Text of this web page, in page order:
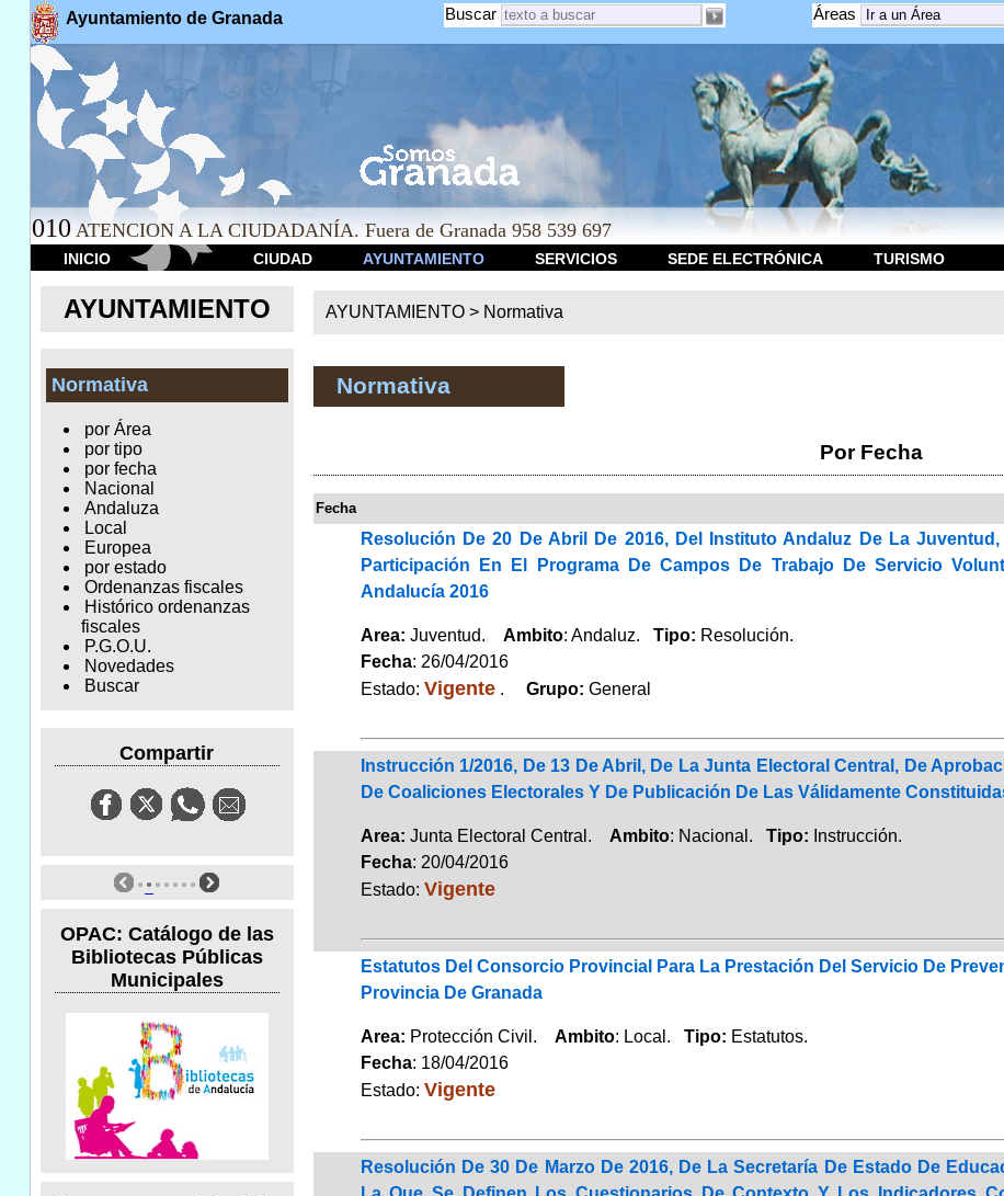
Ayuntamiento de Granada Áreas
Buscar
010 ATENCION A LA CIUDADANÍA. Fuera de Granada 958 539 697
INICIO CIUDAD AYUNTAMIENTO SERVICIOS SEDE ELECTRÓNICA TURISMO
AYUNTAMIENTO
Normativa
por Área
por tipo
por fecha
Nacional
Andaluza
Local
Europea
por estado
Ordenanzas fiscales
Histórico ordenanzas
fiscales
P.G.O.U.
Novedades
Buscar
Compartir
OPAC: Catálogo de las
Bibliotecas Públicas
Municipales
AYUNTAMIENTO > Normativa
Normativa
Por Fecha
Fecha
Resolución De 20 De Abril De 2016, Del Instituto Andaluz De La
Participación En El Programa De Campos De Trabajo De Servicio
Andalucía 2016
Area: Juventud. Ambito: Andaluz. Tipo: Resolución.
Fecha: 26/04/2016
Estado: Vigente. Grupo: General
Instrucción 1/2016, De 13 De Abril, De La Junta Electoral Central, De
De Coaliciones Electorales Y De Publicación De Las Válidamente
Area: Junta Electoral Central. Ambito: Nacional. Tipo: Instrucción.
Fecha: 20/04/2016
Estado: Vigente
Estatutos Del Consorcio Provincial Para La Prestación Del Servicio De
Provincia De Granada
Area: Protección Civil. Ambito: Local. Tipo: Estatutos.
Fecha: 18/04/2016
Estado: Vigente
Resolución De 30 De Marzo De 2016, De La Secretaría De Estado De